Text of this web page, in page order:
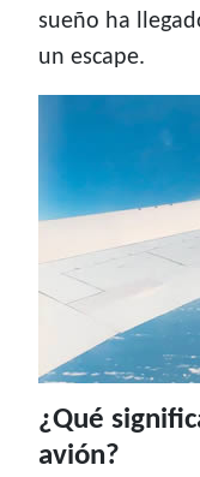
sueño ha
un escape.
¿Qué
avión?